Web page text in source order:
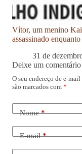
Vítor, um menino
assassinado
31 de
Deixe um comentário
O seu endereço de e-
são marcados com *
Nome*
E-mail*